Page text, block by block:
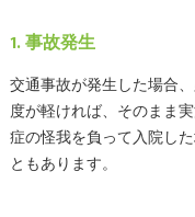
1. 事故発生
交通事故が発生した場合
度が軽ければ、そのまま
症の怪我を負って入院し
ともあります。